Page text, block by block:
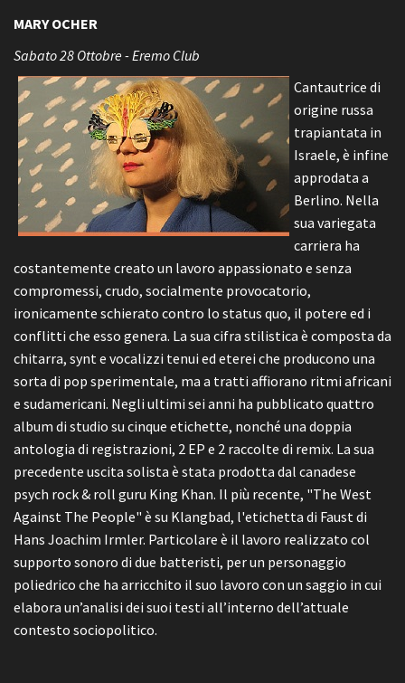
MARY OCHER
Sabato 28 Ottobre - Eremo Club
Cantautrice di
origine russa
trapiantata in
Israele, è infine
approdata a
Berlino. Nella
sua variegata
carriera ha
costantemente creato un lavoro appassionato e senza
compromessi, crudo, socialmente provocatorio,
ironicamente schierato contro lo status quo, il potere ed i
conflitti che esso genera. La sua cifra stilistica è composta da
chitarra, synt e vocalizzi tenui ed eterei che producono una
sorta di pop sperimentale, ma a tratti affiorano ritmi africani
e sudamericani. Negli ultimi sei anni ha pubblicato quattro
album di studio su cinque etichette, nonché una doppia
antologia di registrazioni, 2 EP e 2 raccolte di remix. La sua
precedente uscita solista è stata prodotta dal canadese
psych rock & roll guru King Khan. Il più recente, "The West
Against The People" è su Klangbad, l'etichetta di Faust di
Hans Joachim Irmler. Particolare è il lavoro realizzato col
supporto sonoro di due batteristi, per un personaggio
poliedrico che ha arricchito il suo lavoro con un saggio in cui
elabora un’analisi dei suoi testi all’interno dell’attuale
contesto sociopolitico.